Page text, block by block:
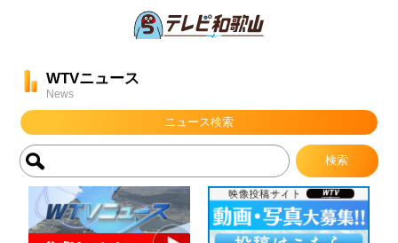
WTVニュース
News
ニュース検索